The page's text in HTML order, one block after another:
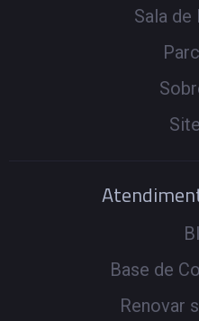
Sala de
Base de
Renovar